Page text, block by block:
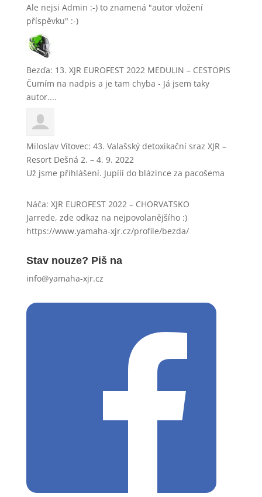
Ale nejsi Admin :-) to znamená "autor vložení
příspěvku" :-)
Bezďa: 13. XJR EUROFEST 2022 MEDULIN – CESTOPIS
Čumím na nadpis a je tam chyba - Já jsem taky
autor....
Miloslav Vítovec: 43. Valašský detoxikační sraz XJR –
Resort Dešná 2. – 4. 9. 2022
Už jsme přihlášení. Jupííí do blázince za pacošema
Náča: XJR EUROFEST 2022 – CHORVATSKO
Jarrede, zde odkaz na nejpovolanějšího :)
https://www.yamaha-xjr.cz/profile/bezda/
Stav nouze? Piš na
info@yamaha-xjr.cz